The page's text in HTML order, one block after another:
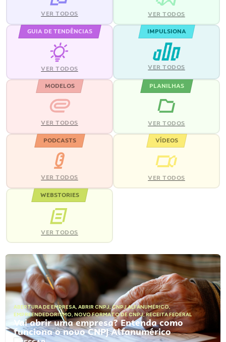
VER TODOS VER TODOS
GUIA DE TENDÊNCIAS
VER TODOS
IMPULSIONA
VER TODOS
MODELOS
VER TODOS
PLANILHAS
VER TODOS
PODCASTS
VER TODOS
VÍDEOS
VER TODOS
WEBSTORIES
VER TODOS
ABERTURA DE EMPRESA, ABRIR CNPJ,CNPJ ALFANUMÉRICO,
EMPREENDEDORISMO, NOVO FORMATO DE CNPJ,RECEITA FEDERAL
Vai abrir uma empresa? Entenda como
funciona o novo CNPJ Alfanumérico